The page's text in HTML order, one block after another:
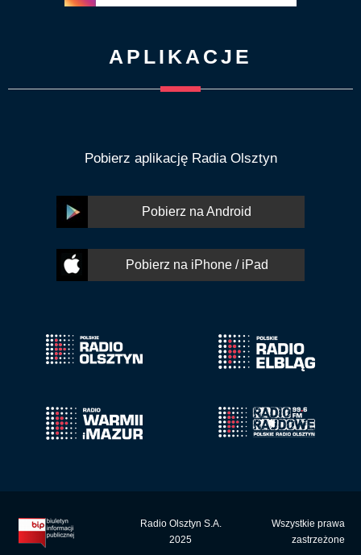
APLIKACJE
Pobierz aplikację Radia Olsztyn
Pobierz na Android
Pobierz na iPhone / iPad
Radio Olsztyn S.A.
2025
Wszystkie prawa
zastrzeżone